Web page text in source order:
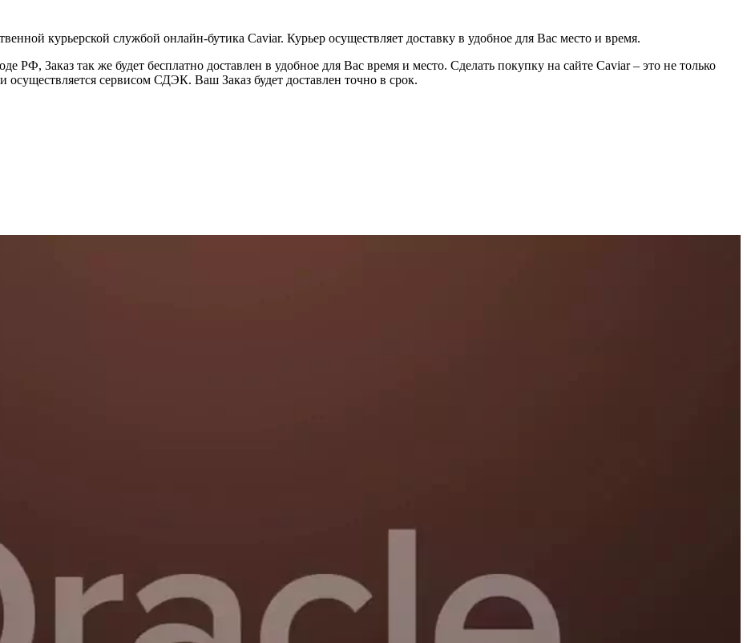
курьерской службой онлайн-бутика Caviar. Курьер осуществляет доставку в удобное для Вас место и время.
РФ, Заказ так же будет бесплатно доставлен в удобное для Вас время и место. Сделать покупку на сайте Caviar – это не только
сервисом СДЭК. Ваш Заказ будет доставлен точно в срок.